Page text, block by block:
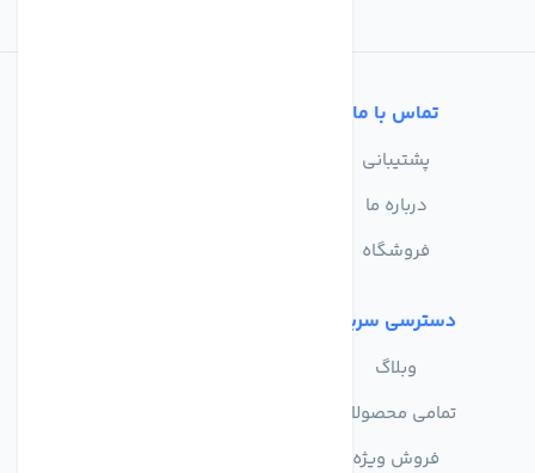
تماس با ما
پشتیبانی
درباره ما
فروشگاه
دسترسی سریع
وبلاگ
تمامی محصولات
فروش ویژه